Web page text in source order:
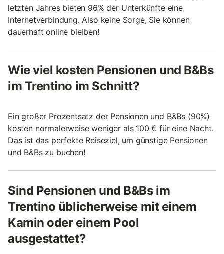
letzten Jahres bieten 96% der Unterkünfte eine
Internetverbindung. Also keine Sorge, Sie können
dauerhaft online bleiben!
Wie viel kosten Pensionen und B&Bs
im Trentino im Schnitt?
Ein großer Prozentsatz der Pensionen und B&Bs (90%)
kosten normalerweise weniger als 100 € für eine Nacht.
Das ist das perfekte Reiseziel, um günstige Pensionen
und B&Bs zu buchen!
Sind Pensionen und B&Bs im
Trentino üblicherweise mit einem
Kamin oder einem Pool
ausgestattet?